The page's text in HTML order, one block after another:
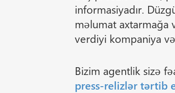
informasiyadır.
məlumat axtarmağa
verdiyi kompaniya
Bizim agentlik sizə
press-relizlər tərtib